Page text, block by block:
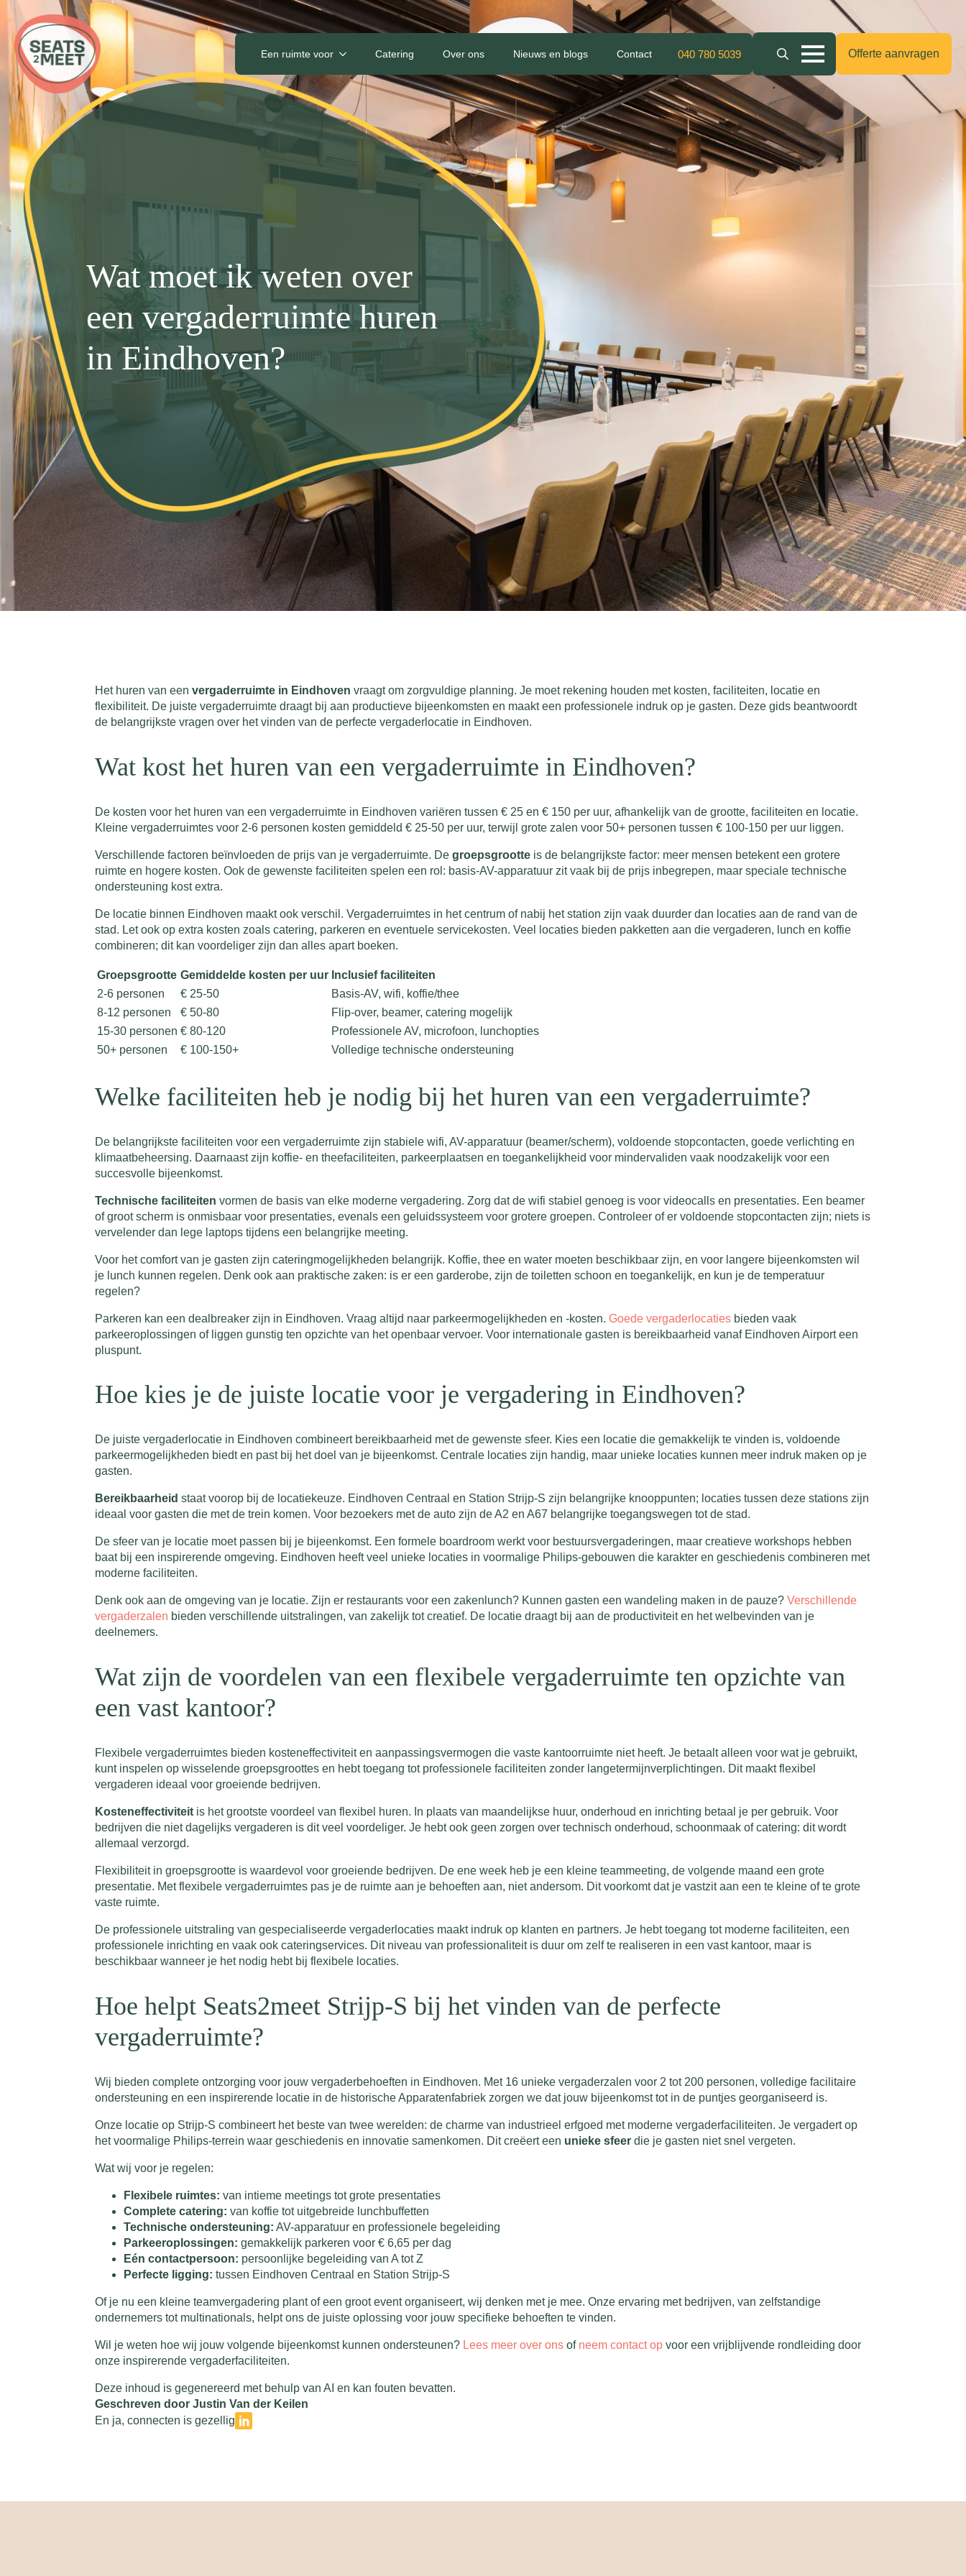
Een ruimte voor Catering Over ons Nieuws en blogs Contact 040 780 5039
Search
Offerte aanvragen
Wat moet ik weten over
een vergaderruimte huren
in Eindhoven?
Het huren van een vergaderruimte in Eindhoven vraagt om zorgvuldige planning. Je moet rekening houden met kosten, faciliteiten, locatie en
flexibiliteit. De juiste vergaderruimte draagt bij aan productieve bijeenkomsten en maakt een professionele indruk op je gasten. Deze gids beantwoordt
de belangrijkste vragen over het vinden van de perfecte vergaderlocatie in Eindhoven.
Wat kost het huren van een vergaderruimte in Eindhoven?
De kosten voor het huren van een vergaderruimte in Eindhoven variëren tussen € 25 en € 150 per uur, afhankelijk van de grootte, faciliteiten en locatie.
Kleine vergaderruimtes voor 2-6 personen kosten gemiddeld € 25-50 per uur, terwijl grote zalen voor 50+ personen tussen € 100-150 per uur liggen.
Verschillende factoren beïnvloeden de prijs van je vergaderruimte. De groepsgrootte is de belangrijkste factor: meer mensen betekent een grotere
ruimte en hogere kosten. Ook de gewenste faciliteiten spelen een rol: basis-AV-apparatuur zit vaak bij de prijs inbegrepen, maar speciale technische
ondersteuning kost extra.
De locatie binnen Eindhoven maakt ook verschil. Vergaderruimtes in het centrum of nabij het station zijn vaak duurder dan locaties aan de rand van de
stad. Let ook op extra kosten zoals catering, parkeren en eventuele servicekosten. Veel locaties bieden pakketten aan die vergaderen, lunch en koffie
combineren; dit kan voordeliger zijn dan alles apart boeken.
Groepsgrootte Gemiddelde kosten per uur Inclusief faciliteiten
2-6 personen
€ 25-50
Basis-AV, wifi, koffie/thee
8-12 personen
€ 50-80
Flip-over, beamer, catering mogelijk
15-30 personen € 80-120
Professionele AV, microfoon, lunchopties
50+ personen
€ 100-150+ Volledige technische ondersteuning
Welke faciliteiten heb je nodig bij het huren van een vergaderruimte?
De belangrijkste faciliteiten voor een vergaderruimte zijn stabiele wifi, AV-apparatuur (beamer/scherm), voldoende stopcontacten, goede verlichting en
klimaatbeheersing. Daarnaast zijn koffie- en theefaciliteiten, parkeerplaatsen en toegankelijkheid voor mindervaliden vaak noodzakelijk voor een
succesvolle bijeenkomst.
Technische faciliteiten vormen de basis van elke moderne vergadering. Zorg dat de wifi stabiel genoeg is voor videocalls en presentaties. Een beamer
of groot scherm is onmisbaar voor presentaties, evenals een geluidssysteem voor grotere groepen. Controleer of er voldoende stopcontacten zijn; niets is
vervelender dan lege laptops tijdens een belangrijke meeting.
Voor het comfort van je gasten zijn cateringmogelijkheden belangrijk. Koffie, thee en water moeten beschikbaar zijn, en voor langere bijeenkomsten wil
je lunch kunnen regelen. Denk ook aan praktische zaken: is er een garderobe, zijn de toiletten schoon en toegankelijk, en kun je de temperatuur
regelen?
Parkeren kan een dealbreaker zijn in Eindhoven. Vraag altijd naar parkeermogelijkheden en -kosten. Goede vergaderlocaties bieden vaak
parkeeroplossingen of liggen gunstig ten opzichte van het openbaar vervoer. Voor internationale gasten is bereikbaarheid vanaf Eindhoven Airport een
pluspunt.
Hoe kies je de juiste locatie voor je vergadering in Eindhoven?
De juiste vergaderlocatie in Eindhoven combineert bereikbaarheid met de gewenste sfeer. Kies een locatie die gemakkelijk te vinden is, voldoende
parkeermogelijkheden biedt en past bij het doel van je bijeenkomst. Centrale locaties zijn handig, maar unieke locaties kunnen meer indruk maken op je
gasten.
Bereikbaarheid staat voorop bij de locatiekeuze. Eindhoven Centraal en Station Strijp-S zijn belangrijke knooppunten; locaties tussen deze stations zijn
ideaal voor gasten die met de trein komen. Voor bezoekers met de auto zijn de A2 en A67 belangrijke toegangswegen tot de stad.
De sfeer van je locatie moet passen bij je bijeenkomst. Een formele boardroom werkt voor bestuursvergaderingen, maar creatieve workshops hebben
baat bij een inspirerende omgeving. Eindhoven heeft veel unieke locaties in voormalige Philips-gebouwen die karakter en geschiedenis combineren met
moderne faciliteiten.
Denk ook aan de omgeving van je locatie. Zijn er restaurants voor een zakenlunch? Kunnen gasten een wandeling maken in de pauze? Verschillende
vergaderzalen bieden verschillende uitstralingen, van zakelijk tot creatief. De locatie draagt bij aan de productiviteit en het welbevinden van je
deelnemers.
Wat zijn de voordelen van een flexibele vergaderruimte ten opzichte van
een vast kantoor?
Flexibele vergaderruimtes bieden kosteneffectiviteit en aanpassingsvermogen die vaste kantoorruimte niet heeft. Je betaalt alleen voor wat je gebruikt,
kunt inspelen op wisselende groepsgroottes en hebt toegang tot professionele faciliteiten zonder langetermijnverplichtingen. Dit maakt flexibel
vergaderen ideaal voor groeiende bedrijven.
Kosteneffectiviteit is het grootste voordeel van flexibel huren. In plaats van maandelijkse huur, onderhoud en inrichting betaal je per gebruik. Voor
bedrijven die niet dagelijks vergaderen is dit veel voordeliger. Je hebt ook geen zorgen over technisch onderhoud, schoonmaak of catering: dit wordt
allemaal verzorgd.
Flexibiliteit in groepsgrootte is waardevol voor groeiende bedrijven. De ene week heb je een kleine teammeeting, de volgende maand een grote
presentatie. Met flexibele vergaderruimtes pas je de ruimte aan je behoeften aan, niet andersom. Dit voorkomt dat je vastzit aan een te kleine of te grote
vaste ruimte.
De professionele uitstraling van gespecialiseerde vergaderlocaties maakt indruk op klanten en partners. Je hebt toegang tot moderne faciliteiten, een
professionele inrichting en vaak ook cateringservices. Dit niveau van professionaliteit is duur om zelf te realiseren in een vast kantoor, maar is
beschikbaar wanneer je het nodig hebt bij flexibele locaties.
Hoe helpt Seats2meet Strijp-S bij het vinden van de perfecte
vergaderruimte?
Wij bieden complete ontzorging voor jouw vergaderbehoeften in Eindhoven. Met 16 unieke vergaderzalen voor 2 tot 200 personen, volledige facilitaire
ondersteuning en een inspirerende locatie in de historische Apparatenfabriek zorgen we dat jouw bijeenkomst tot in de puntjes georganiseerd is.
Onze locatie op Strijp-S combineert het beste van twee werelden: de charme van industrieel erfgoed met moderne vergaderfaciliteiten. Je vergadert op
het voormalige Philips-terrein waar geschiedenis en innovatie samenkomen. Dit creëert een unieke sfeer die je gasten niet snel vergeten.
Wat wij voor je regelen:
Flexibele ruimtes: van intieme meetings tot grote presentaties
Complete catering: van koffie tot uitgebreide lunchbuffetten
Technische ondersteuning: AV-apparatuur en professionele begeleiding
Parkeeroplossingen: gemakkelijk parkeren voor € 6,65 per dag
Eén contactpersoon: persoonlijke begeleiding van A tot Z
Perfecte ligging: tussen Eindhoven Centraal en Station Strijp-S
Of je nu een kleine teamvergadering plant of een groot event organiseert, wij denken met je mee. Onze ervaring met bedrijven, van zelfstandige
ondernemers tot multinationals, helpt ons de juiste oplossing voor jouw specifieke behoeften te vinden.
Wil je weten hoe wij jouw volgende bijeenkomst kunnen ondersteunen? Lees meer over ons of neem contact op voor een vrijblijvende rondleiding door
onze inspirerende vergaderfaciliteiten.
Deze inhoud is gegenereerd met behulp van AI en kan fouten bevatten.
Geschreven door Justin Van der Keilen
En ja, connecten is gezellig